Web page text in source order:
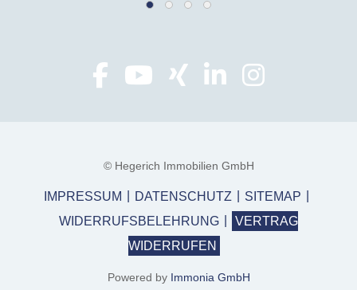
© Hegerich Immobilien GmbH
IMPRESSUM DATENSCHUTZ
SITEMAP
WIDERRUFSBELEHRUNG
VERTRAG
WIDERRUFEN
Powered by Immonia GmbH